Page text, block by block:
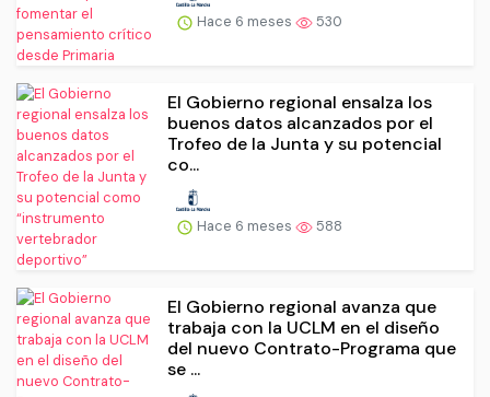
Hace 6 meses 530
El Gobierno regional ensalza los
buenos datos alcanzados por el
Trofeo de la Junta y su potencial
co...
Hace 6 meses 588
El Gobierno regional avanza que
trabaja con la UCLM en el diseño
del nuevo Contrato-Programa que
se ...